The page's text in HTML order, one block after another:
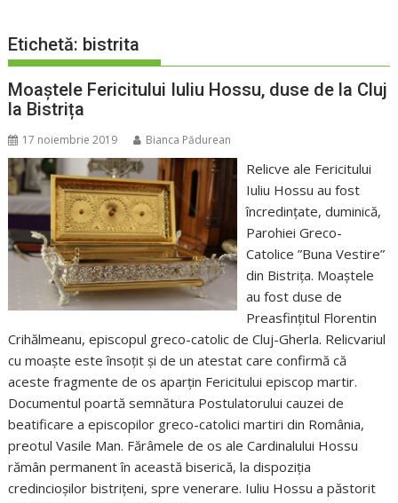
Etichetă: bistrita
Moaștele Fericitului Iuliu Hossu, duse de la Cluj
la Bistrița
17 noiembrie 2019 Bianca Pădurean
Relicve ale Fericitului
Iuliu Hossu au fost
încredințate, duminică,
Parohiei Greco-
Catolice ”Buna Vestire”
din Bistrița. Moaștele
au fost duse de
Preasfințitul Florentin
Crihălmeanu, episcopul greco-catolic de Cluj-Gherla. Relicvariul
cu moaşte este însoţit şi de un atestat care confirmă că
aceste fragmente de os aparţin Fericitului episcop martir.
Documentul poartă semnătura Postulatorului cauzei de
beatificare a episcopilor greco-catolici martiri din România,
preotul Vasile Man. Fărâmele de os ale Cardinalului Hossu
rămân permanent în această biserică, la dispoziţia
credincioşilor bistriţeni, spre venerare. Iuliu Hossu a păstorit